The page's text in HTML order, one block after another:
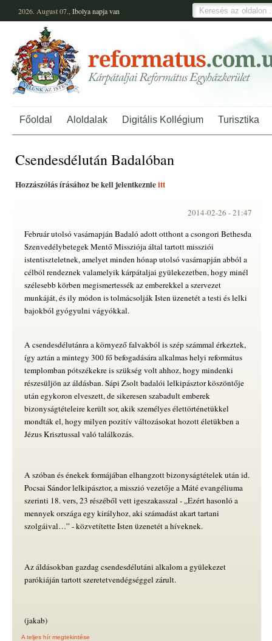
2026. August 07., Ibolyanapja van
Főoldal Aloldalak Digitális Kollégium Turisztika
Csendesdélután Badalóban
Hozzászólás írásához be kell jelentkeznieitt
2014-02-26 -21:47
Február utolsó vasárnapján Badaló adott otthont a csongori Bethesda
Szenvedélybetegek Mentő Missziója által tartott missziói
istentiszteletnek, amelyet minden hónap utolsó vasárnapján abból a
célból rendeznek valamelyik kárpátaljai gyülekezetben, hogy minél
szélesebb körben megismertessék az emberekkel a szervezet
munkáját, és ily módon is tolmácsolják Isten üzenetét a testi és lelki
bajokból gyógyulni vágyókkal.
A csendesdélutánra a környező falvakból is szép számmal érkeztek,
így aztán a mintegy 300 fő befogadására alkalmas helyi református
templomban pótszékekre is szükség volt ahhoz, hogy mindenki
részesüljön az áldásban. Sápi Zsolt badalói lelkipásztor köszöntője
után egykoron elveszett, de sikeresen szabadult emberek
bizonyságtételeire került sor, akik személyes élettörténetükkel
mondták el, hogy milyen pozitív változásokat hozott életükben a
Jézus Krisztussal való találkozás.
A szóban és énekek formájában elhangzott bizonyságtételek után id.
Pocsai Sándor lelkipásztor, a misszió vezetője a Máté evangéliuma
szerinti 18. vers, 23 részéből vett igeszakasszal - ,,Ezért hasonló a
mennyek országa egy királyhoz, aki számadást akart tartani
szolgáival…” - közvetítette Isten üzenetét a híveknek.
Az áldásokban gazdag csendesdélutáni alkalom a gyülekezet
parókiáján tartott szeretetvendégséggel zárult.
(jakab)
A teljes hír megtekintése